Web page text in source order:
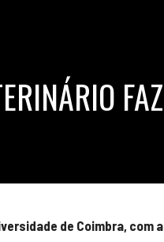
de Coimbra, com a